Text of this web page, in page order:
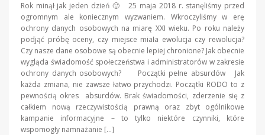
Rok minął jak jeden dzień 🙂 25 maja 2018 r. stanęliśmy przed
ogromnym ale koniecznym wyzwaniem. Wkroczyliśmy w erę
ochrony danych osobowych na miarę XXI wieku. Po roku należy
podjąć próbę oceny, czy miejsce miała ewolucja czy rewolucja?
Czy nasze dane osobowe są obecnie lepiej chronione? Jak obecnie
wygląda świadomość społeczeństwa i administratorów w zakresie
ochrony danych osobowych? Początki pełne absurdów Jak
każda zmiana, nie zawsze łatwo przychodzi. Początki RODO to z
pewnością okres absurdów. Brak świadomości, zderzenie się z
całkiem nową rzeczywistością prawną oraz zbyt ogólnikowe
kampanie informacyjne – to tylko niektóre czynniki, które
wspomogły namnażanie […]